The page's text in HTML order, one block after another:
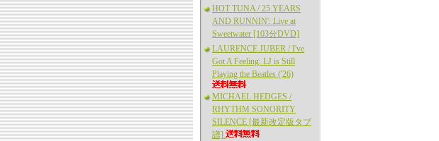
HOT TUNA / 25 YEARS
AND RUNNIN': Live at
Sweetwater [103分DVD]
LAURENCE JUBER / I've
Got A Feeling: LJ is Still
Playing the Beatles ('26)
MICHAEL HEDGES /
RHYTHM SONORITY
SILENCE [最新改定版タブ
譜]